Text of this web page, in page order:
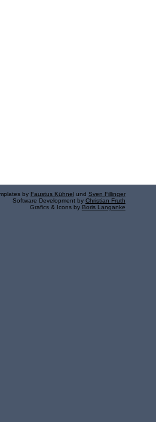
by Faustus Kühnel und Sven Fillinger
Software Development by Christian Fruth
Grafics & Icons by Boris Langanke